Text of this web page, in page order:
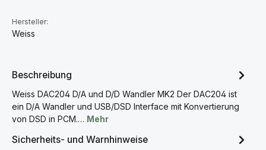
Hersteller:
Weiss
Beschreibung
Weiss DAC204 D/A und D/D Wandler MK2 Der DAC204 ist
ein D/A Wandler und USB/DSD Interface mit Konvertierung
von DSD in PCM.… Mehr
Sicherheits- und Warnhinweise